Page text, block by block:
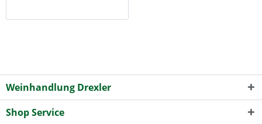
Weinhandlung Drexler
Shop Service